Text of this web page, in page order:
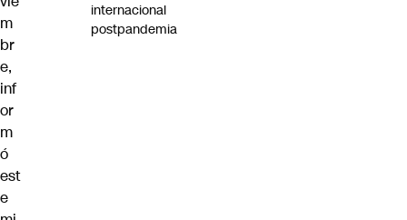
m
br
e,
inf
or
m
ó
est
e
internacional
postpandemia